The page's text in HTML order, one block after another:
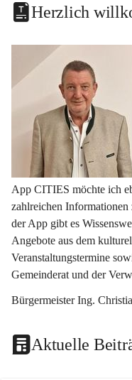
Herzlich
App CITIES möchte ich
zahlreichen
der App gibt es
Angebote aus dem
Veranstaltungstermine
Gemeinderat und der
Bürgermeister Ing.
Aktuelle